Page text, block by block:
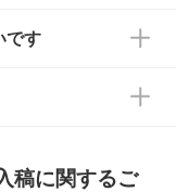
軽にご相談
いたしま
。
確定のご連
さい。
です
にある商品
ックなど)
、海外への
稿に関するご